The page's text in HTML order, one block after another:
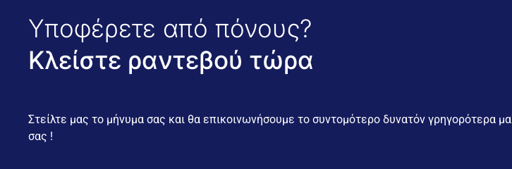
Υποφέρετε από πόνους?
Κλείστε ραντεβού τώρα
Στείλτε μας το μήνυμα σας και θα επικοινωνήσουμε το συντομότερο δυνατόν γρηγορότερα
σας !